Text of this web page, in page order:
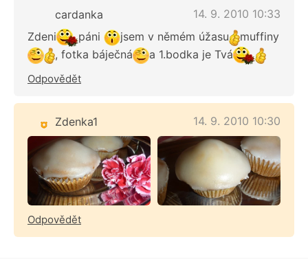
cardanka
14. 9. 2010 10:33
Zdeni
páni jsem v němém úžasu
muffiny
, fotka báječná
a 1.bodka je Tvá
Odpovědět
Zdenka1 14. 9. 2010 10:30
Odpovědět